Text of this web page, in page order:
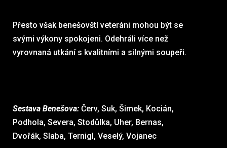
Přesto však benešovští veteráni mohou být se
svými výkony spokojeni. Odehráli více než
vyrovnaná utkání s kvalitními a silnými soupeři.
Sestava Benešova: Červ, Suk, Šimek, Kocián,
Podhola, Severa, Stodůlka, Uher, Bernas,
Dvořák, Slaba, Ternigl, Veselý, Vojanec